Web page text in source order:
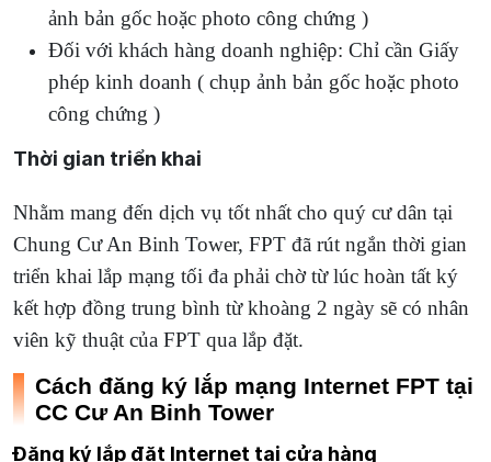
ảnh bản gốc hoặc photo công chứng )
Đối với khách hàng doanh nghiệp: Chỉ cần Giấy
phép kinh doanh ( chụp ảnh bản gốc hoặc photo
công chứng )
Thời gian triển khai
Nhằm mang đến dịch vụ tốt nhất cho quý cư dân tại
Chung Cư An Binh Tower, FPT đã rút ngắn thời gian
triển khai lắp mạng tối đa phải chờ từ lúc hoàn tất ký
kết hợp đồng trung bình từ khoàng 2 ngày sẽ có nhân
viên kỹ thuật của FPT qua lắp đặt.
Cách đăng ký lắp mạng Internet FPT tại
CC Cư An Binh Tower
Đăng ký lắp đặt Internet tại cửa hàng